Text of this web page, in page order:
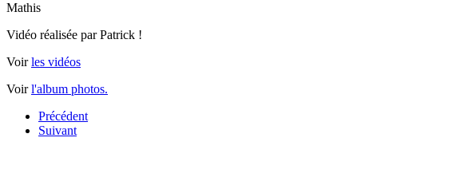
Mathis
Vidéo réalisée par Patrick !
Voirles vidéos
Voirl'album photos.
Précédent
Suivant